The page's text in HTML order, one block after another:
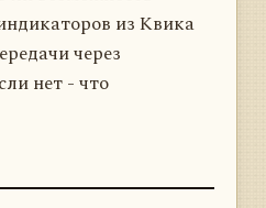
из Квика
через
нет - что